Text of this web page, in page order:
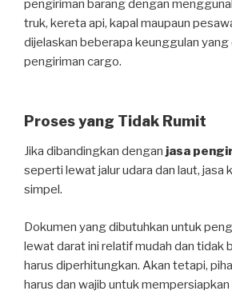
pengiriman barang dengan
truk, kereta api, kapal maupaun
dijelaskan beberapa keunggulan yang
pengiriman cargo.
Proses yang Tidak Rumit
Jika dibandingkan dengan jasa
seperti lewat jalur udara dan laut, jasa
simpel.
Dokumen yang dibutuhkan untuk
lewat darat ini relatif mudah dan tidak
harus diperhitungkan. Akan tetapi,
harus dan wajib untuk